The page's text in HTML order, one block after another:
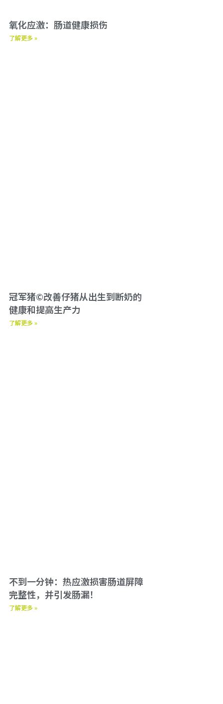
氧化应激：肠道健康损伤
了解更多 »
冠军猪©改善仔猪从出生到断奶的
健康和提高生产力
了解更多 »
不到一分钟：热应激损害肠道屏障
完整性，并引发肠漏！
了解更多 »